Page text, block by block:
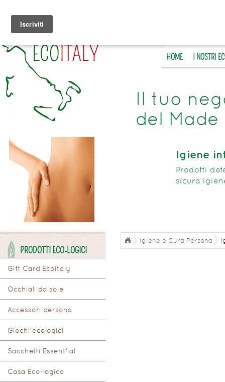
HOME I NOSTRI
Il tuo
del
Igiene
Prodotti
sicura
PRODOTTI ECO-LOGICI
Gift Card Ecoitaly
Occhiali da sole
Accessori persona
Giochi ecologici
Sacchetti Essent'ial
Casa Eco-logica
Igiene e Cura Persona